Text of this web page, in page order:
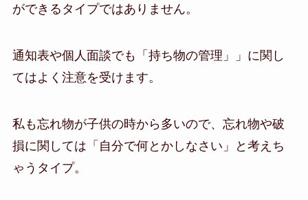
ができるタイプではありません。
通知表や個人面談でも「持ち物の管理」」に関し
てはよく注意を受けます。
私も忘れ物が子供の時から多いので、忘れ物や破
損に関しては「自分で何とかしなさい」と考えち
ゃうタイプ。